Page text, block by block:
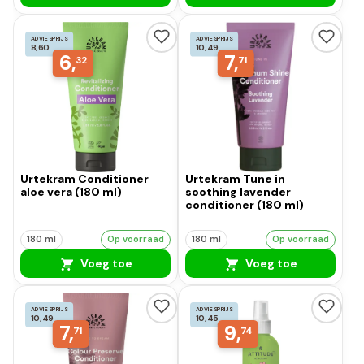
ADVIESPRIJS
8,60
6,32
Urtekram Conditioner
aloe vera (180 ml)
180 ml Op voorraad
Voeg toe
ADVIESPRIJS
10,49
7,71
Urtekram Tune in
soothing lavender
conditioner (180 ml)
180 ml Op voorraad
Voeg toe
ADVIESPRIJS
10,49
7,71
ADVIESPRIJS
10,45
9,74